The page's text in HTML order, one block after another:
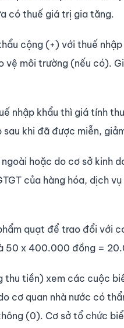
có thuế giá trị gia tăng.
cộng (+) với thuế
môi trường (nếu có).
nhập khẩu thì giá tính
khi đã được miễn,
hoặc do cơ sở kinh
của hàng hóa, dịch
quạt để trao đổi với
50 x 400.000 đồng =
thu tiền) xem các cuộc
cơ quan nhà nước có
(0). Cơ sở tổ chức